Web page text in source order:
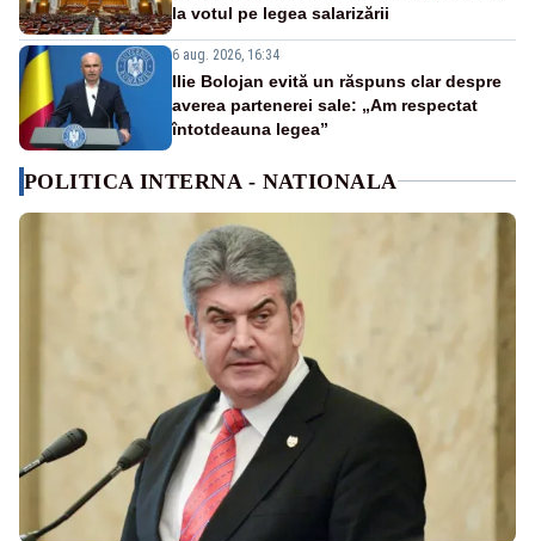
la votul pe legea salarizării
6 aug. 2026, 16:34
Ilie Bolojan evită un răspuns clar despre
averea partenerei sale: „Am respectat
întotdeauna legea”
POLITICA INTERNA - NATIONALA